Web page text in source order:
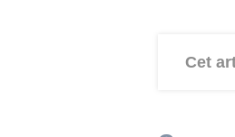
Cet